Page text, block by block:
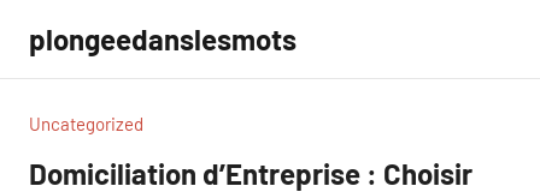
contenu
plongeedanslesmots
Uncategorized
Domiciliation d’Entreprise : Choisir